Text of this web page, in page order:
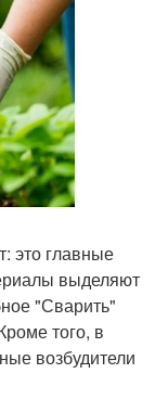
это главные
выделяют
"Сварить"
того, в
возбудители